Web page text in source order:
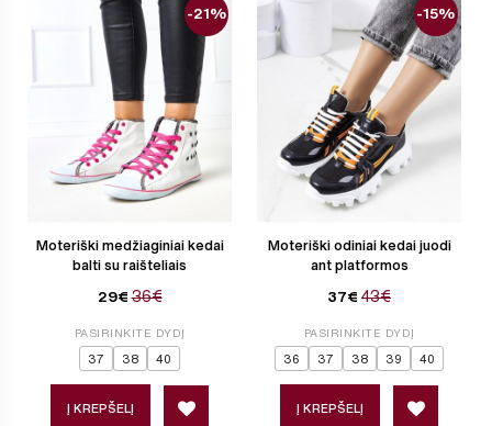
Moteriški medžiaginiai kedai
balti su raišteliais
29€ 36€
-21%
PASIRINKITE DYDĮ
37 38 40
Į KREPŠELĮ
Moteriški odiniai kedai juodi
ant platformos
37€ 43€
-15%
PASIRINKITE DYDĮ
36 37 38 39 40
Į KREPŠELĮ